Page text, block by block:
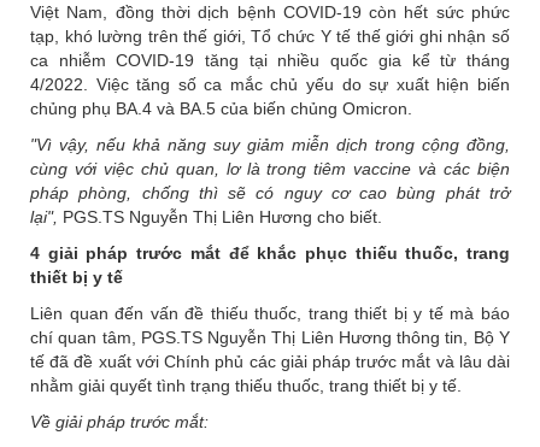
Việt Nam, đồng thời dịch bệnh COVID-19 còn hết sức phức
tạp, khó lường trên thế giới, Tổ chức Y tế thế giới ghi nhận số
ca nhiễm COVID-19 tăng tại nhiều quốc gia kể từ tháng
4/2022. Việc tăng số ca mắc chủ yếu do sự xuất hiện biến
chủng phụ BA.4 và BA.5 của biến chủng Omicron.
"Vì vậy, nếu khả năng suy giảm miễn dịch trong cộng đồng,
cùng với việc chủ quan, lơ là trong tiêm vaccine và các biện
pháp phòng, chống thì sẽ có nguy cơ cao bùng phát trở
lại", PGS.TS Nguyễn Thị Liên Hương cho biết.
4 giải pháp trước mắt để khắc phục thiếu thuốc, trang
thiết bị y tế
Liên quan đến vấn đề thiếu thuốc, trang thiết bị y tế mà báo
chí quan tâm, PGS.TS Nguyễn Thị Liên Hương thông tin, Bộ Y
tế đã đề xuất với Chính phủ các giải pháp trước mắt và lâu dài
nhằm giải quyết tình trạng thiếu thuốc, trang thiết bị y tế.
Về giải pháp trước mắt: